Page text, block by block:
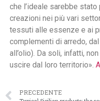
che l’ideale sarebbe
creazioni nei più vari
tessuti alle essenze e ai
complementi di arredo,
all’olio). Da soli, infatti,
uscire dal loro territorio».
PRECEDENTE